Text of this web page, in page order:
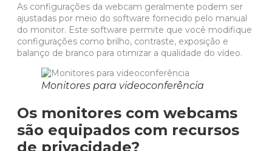
As configurações da webcam geralmente podem ser
ajustadas por meio do software fornecido pelo manual
do monitor. Este software permite que você modifique
configurações como brilho, contraste, exposição e
balanço de branco para otimizar a qualidade do vídeo.
Monitores para videoconferência
Os monitores com webcams
são equipados com recursos
de privacidade?